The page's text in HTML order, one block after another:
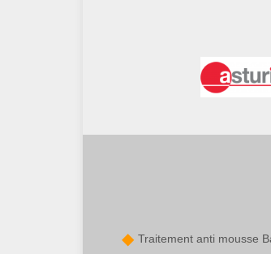
Traitement anti mousse